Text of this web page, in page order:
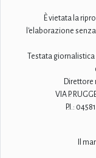
È vietata la
l'elaborazione
Testata
Direttore
VIA P.
P.I.:
Il